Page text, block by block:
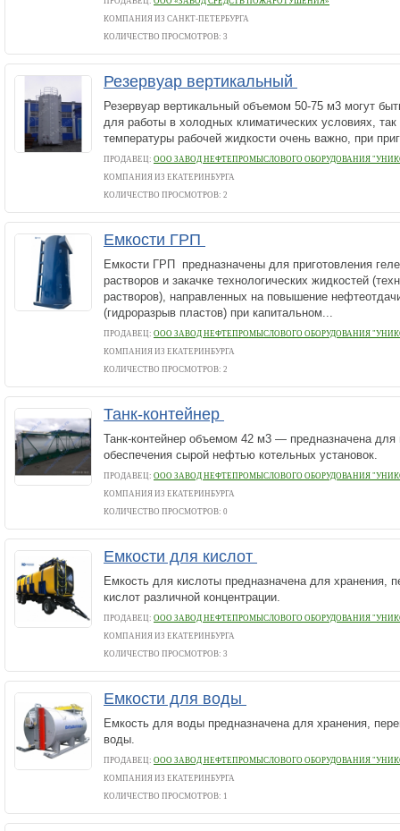
КОМПАНИЯ ИЗ САНКТ-ПЕТЕРБУРГА
КОЛИЧЕСТВО ПРОСМОТРОВ: 3
Резервуар вертикальный
Резервуар вертикальный объемом 50-75 м3 могут
для работы в холодных климатических условиях, так
температуры рабочей жидкости очень важно, при
ПРОДАВЕЦ: ООО ЗАВОД НЕФТЕПРОМЫСЛОВОГО ОБОРУДОВАНИЯ
КОМПАНИЯ ИЗ ЕКАТЕРИНБУРГА
КОЛИЧЕСТВО ПРОСМОТРОВ: 2
Емкости ГРП
Емкости ГРП предназначены для приготовления
растворов и закачке технологических жидкостей
растворов), направленных на повышение
(гидроразрыв пластов) при капитальном...
ПРОДАВЕЦ: ООО ЗАВОД НЕФТЕПРОМЫСЛОВОГО ОБОРУДОВАНИЯ
КОМПАНИЯ ИЗ ЕКАТЕРИНБУРГА
КОЛИЧЕСТВО ПРОСМОТРОВ: 2
Танк-контейнер
Танк-контейнер объемом 42 м3 — предназначена для
обеспечения сырой нефтью котельных установок.
ПРОДАВЕЦ: ООО ЗАВОД НЕФТЕПРОМЫСЛОВОГО ОБОРУДОВАНИЯ
КОМПАНИЯ ИЗ ЕКАТЕРИНБУРГА
КОЛИЧЕСТВО ПРОСМОТРОВ: 0
Емкости для кислот
Емкость для кислоты предназначена для хранения,
кислот различной концентрации.
ПРОДАВЕЦ: ООО ЗАВОД НЕФТЕПРОМЫСЛОВОГО ОБОРУДОВАНИЯ
КОМПАНИЯ ИЗ ЕКАТЕРИНБУРГА
КОЛИЧЕСТВО ПРОСМОТРОВ: 3
Емкости для воды
Емкость для воды предназначена для хранения,
воды.
ПРОДАВЕЦ: ООО ЗАВОД НЕФТЕПРОМЫСЛОВОГО ОБОРУДОВАНИЯ
КОМПАНИЯ ИЗ ЕКАТЕРИНБУРГА
КОЛИЧЕСТВО ПРОСМОТРОВ: 1